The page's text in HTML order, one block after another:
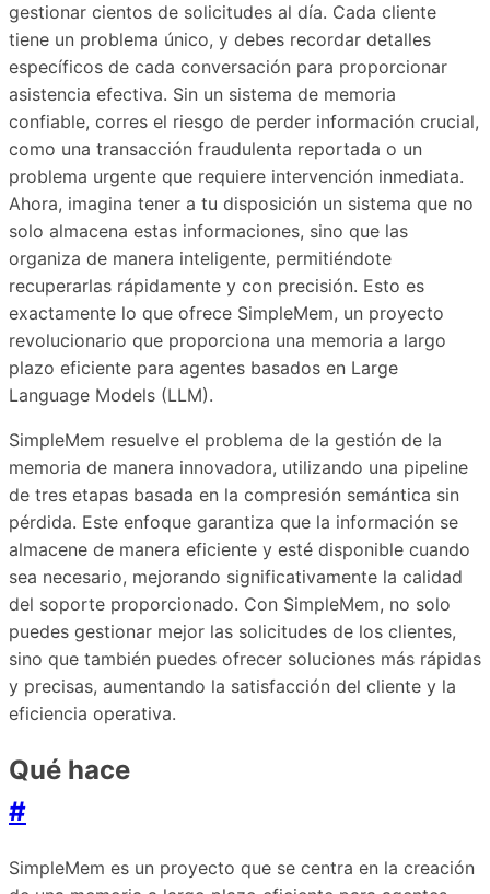
gestionar cientos de solicitudes al día. Cada cliente
tiene un problema único, y debes recordar detalles
específicos de cada conversación para proporcionar
asistencia efectiva. Sin un sistema de memoria
confiable, corres el riesgo de perder información crucial,
como una transacción fraudulenta reportada o un
problema urgente que requiere intervención inmediata.
Ahora, imagina tener a tu disposición un sistema que no
solo almacena estas informaciones, sino que las
organiza de manera inteligente, permitiéndote
recuperarlas rápidamente y con precisión. Esto es
exactamente lo que ofrece SimpleMem, un proyecto
revolucionario que proporciona una memoria a largo
plazo eficiente para agentes basados en Large
Language Models (LLM).
SimpleMem resuelve el problema de la gestión de la
memoria de manera innovadora, utilizando una pipeline
de tres etapas basada en la compresión semántica sin
pérdida. Este enfoque garantiza que la información se
almacene de manera eficiente y esté disponible cuando
sea necesario, mejorando significativamente la calidad
del soporte proporcionado. Con SimpleMem, no solo
puedes gestionar mejor las solicitudes de los clientes,
sino que también puedes ofrecer soluciones más rápidas
y precisas, aumentando la satisfacción del cliente y la
eficiencia operativa.
Qué hace
#
SimpleMem es un proyecto que se centra en la creación